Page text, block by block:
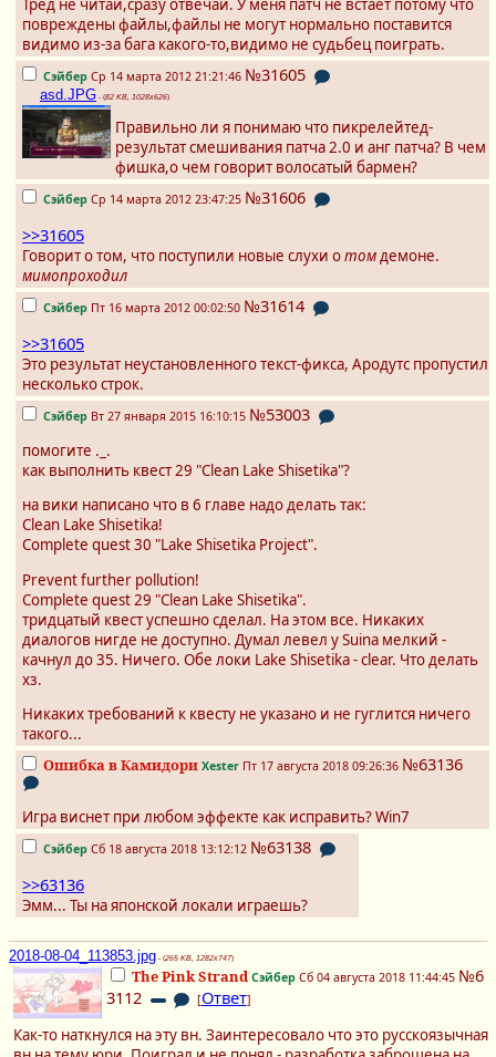
Тред не читай,сразу отвечай. У меня патч не встает потому что
повреждены файлы,файлы не могут нормально поставится
видимо из-за бага какого-то,видимо не судьбец поиграть.
Сэйбер Ср 14 марта 2012 21:21:46 №31605
asd.JPG - (82 KB, 1028x626)
Правильно ли я понимаю что пикрелейтед-
результат смешивания патча 2.0 и анг патча? В чем
фишка,о чем говорит волосатый бармен?
Сэйбер Ср 14 марта 2012 23:47:25 №31606
>>31605
Говорит о том, что поступили новые слухи отомдемоне.
мимопроходил
Сэйбер Пт 16 марта 2012 00:02:50 №31614
>>31605
Это результат неустановленного текст-фикса, Ародутс пропустил
несколько строк.
Сэйбер Вт 27 января 2015 16:10:15 №53003
помогите ._.
как выполнить квест 29 "Clean Lake Shisetika"?
на вики написано что в 6 главе надо делать так:
Clean Lake Shisetika!
Complete quest 30 "Lake Shisetika Project".
Prevent further pollution!
Complete quest 29 "Clean Lake Shisetika".
тридцатый квест успешно сделал. На этом все. Никаких
диалогов нигде не доступно. Думал левел у Suina мелкий -
качнул до 35. Ничего. Обе локи Lake Shisetika - clear. Что делать
хз.
Никаких требований к квесту не указано и не гуглится ничего
такого...
Ошибка в Камидори Xester Пт 17 августа 2018 09:26:36 №63136
Игра виснет при любом эффекте как исправить? Win7
Сэйбер Сб 18 августа 2018 13:12:12 №63138
>>63136
Эмм... Ты на японской локали играешь?
2018-08-04_113853.jpg - (265 KB, 1282x747)
The Pink Strand Сэйбер Сб 04 августа 2018 11:44:45 №6
3112
[Ответ]
Как-то наткнулся на эту вн. Заинтересовало что это русскоязычная